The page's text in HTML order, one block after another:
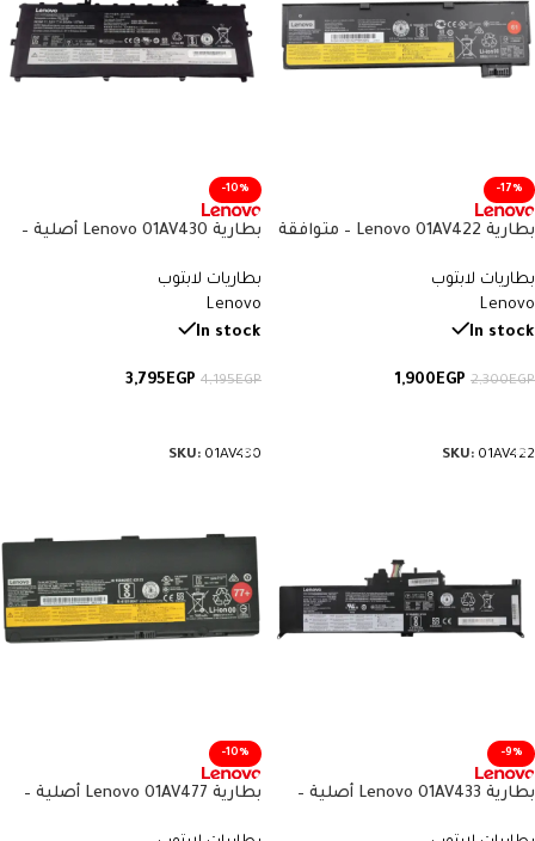
-17%
بطارية Lenovo 01AV422 – متوافقة
X270، P51s – سعة 24 واط/ساعة
بطاريات لابتوب
Lenovo
In stock
2,300EGP
1,900EGP
SKU: 01AV422
-10%
بطارية Lenovo 01AV430 أصلية –
الجيل الخامس والسادس – سعة
57 واط/ساعة
بطاريات لابتوب
Lenovo
In stock
4,195EGP
3,795EGP
SKU: 01AV430
-9%
بطارية Lenovo 01AV433 أصلية –
-10%
بطارية Lenovo 01AV477 أصلية –